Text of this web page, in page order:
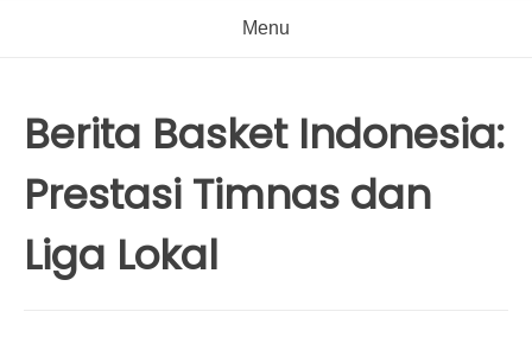
Menu
Berita Basket Indonesia:
Prestasi Timnas dan
Liga Lokal